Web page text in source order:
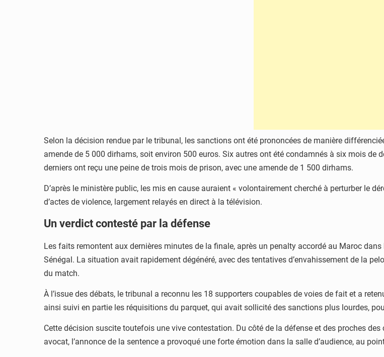
Selon la décision rendue par le tribunal, les sanctions ont été prononcées de manière
amende de 5 000 dirhams, soit environ 500 euros. Six autres ont été condamnés à six mois de
derniers ont reçu une peine de trois mois de prison, avec une amende de 1 500 dirhams.
D’après le ministère public, les mis en cause auraient « volontairement cherché à perturber le
d’actes de violence, largement relayés en direct à la télévision.
Un verdict contesté par la défense
Les faits remontent aux dernières minutes de la finale, après un penalty accordé au Maroc
Sénégal. La situation avait rapidement dégénéré, avec des tentatives d’envahissement de la
du match.
À l’issue des débats, le tribunal a reconnu les 18 supporters coupables de voies de fait et a
ainsi suivi en partie les réquisitions du parquet, qui avait sollicité des sanctions plus lourdes,
Cette décision suscite toutefois une vive contestation. Du côté de la défense et des proches
avocat, l’annonce de la sentence a provoqué une forte émotion dans la salle d’audience, au